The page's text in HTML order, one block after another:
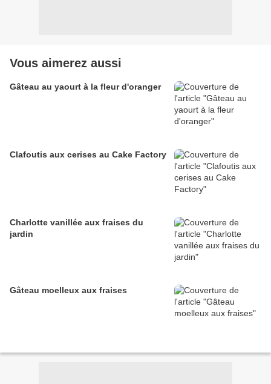
Vous aimerez aussi
Gâteau au yaourt à la fleur d'oranger
Clafoutis aux cerises au Cake Factory
Charlotte vanillée aux fraises du
jardin
Gâteau moelleux aux fraises